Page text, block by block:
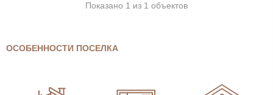
Показано 1 из 1 объектов
ОСОБЕННОСТИ ПОСЕЛКА